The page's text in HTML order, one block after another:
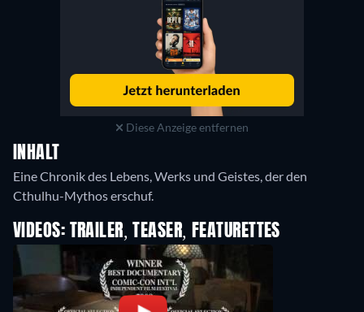
Diese Anzeige entfernen
INHALT
Eine Chronik des Lebens, Werks und Geistes, der den
VIDEOS: TRAILER, TEASER, FEATURETTES